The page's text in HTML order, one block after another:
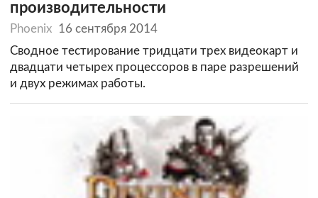
производительности
Phoenix 16 сентября 2014
Сводное тестирование тридцати трех видеокарт и
двадцати четырех процессоров в паре разрешений
и двух режимах работы.